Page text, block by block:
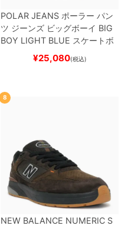
POLAR JEANS ポーラー パン
ツ ジーンズ ビッグボーイ BIG
BOY LIGHT BLUE スケートボ
ード スケボー
¥25,080(税込)
8
NEW BALANCE NUMERIC S